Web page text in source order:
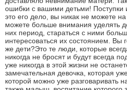
ошибки с вашими детьми! Поступки
это его дело, вы никак не можете
можете больше внимания уделять
них период, стараться с ними
интересоваться их состоянием. Вы
же дети?Это те люди, которые
никогда не бросят и будут всегда
уже никогда в этой жизни не
замечательная девочка, которая
которой можно уже разговаривать